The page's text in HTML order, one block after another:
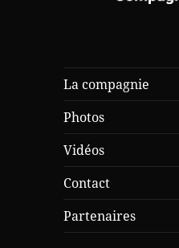
La compagnie
Photos
Vidéos
Contact
Partenaires